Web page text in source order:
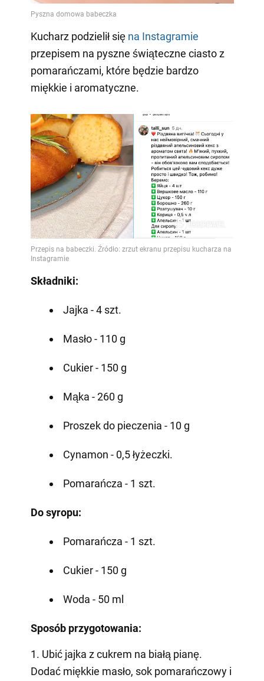
Kucharz podzielił się na Instagramie
przepisem na pyszne świąteczne ciasto z
pomarańczami, które będzie bardzo
miękkie i aromatyczne.
Składniki:
Jajka - 4 szt.
Masło - 110 g
Cukier - 150 g
Mąka - 260 g
Proszek do pieczenia - 10 g
Cynamon - 0,5 łyżeczki.
Pomarańcza - 1 szt.
Do syropu:
Pomarańcza - 1 szt.
Cukier - 150 g
Woda - 50 ml
Sposób przygotowania:
1. Ubić jajka z cukrem na białą pianę.
Dodać miękkie masło, sok pomarańczowy i